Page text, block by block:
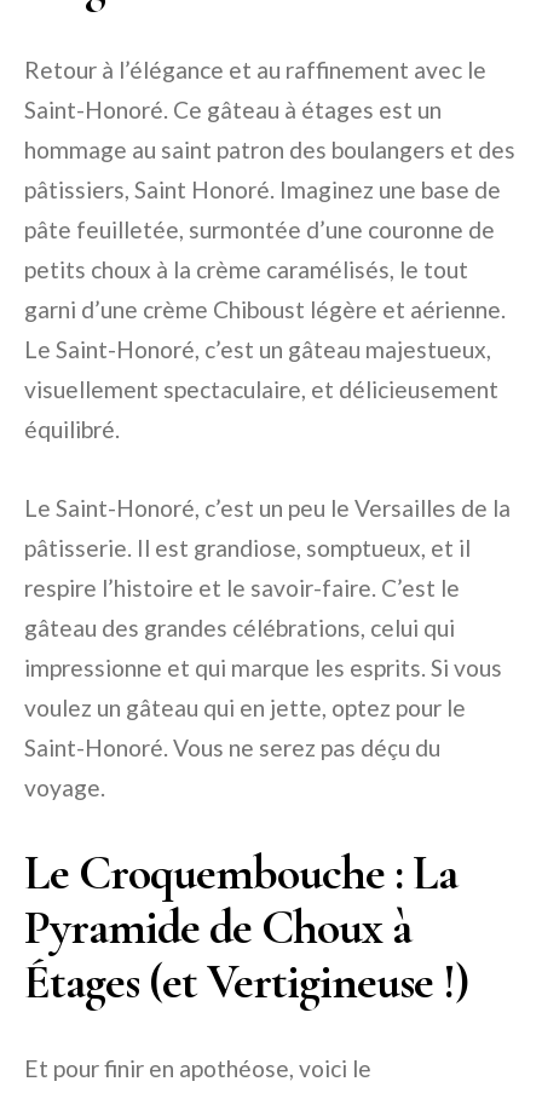
Retour à l’élégance et au raffinement avec le
Saint-Honoré. Ce gâteau à étages est un
hommage au saint patron des boulangers et des
pâtissiers, Saint Honoré. Imaginez une base de
pâte feuilletée, surmontée d’une couronne de
petits choux à la crème caramélisés, le tout
garni d’une crème Chiboust légère et aérienne.
Le Saint-Honoré, c’est un gâteau majestueux,
visuellement spectaculaire, et délicieusement
équilibré.
Le Saint-Honoré, c’est un peu le Versailles de la
pâtisserie. Il est grandiose, somptueux, et il
respire l’histoire et le savoir-faire. C’est le
gâteau des grandes célébrations, celui qui
impressionne et qui marque les esprits. Si vous
voulez un gâteau qui en jette, optez pour le
Saint-Honoré. Vous ne serez pas déçu du
voyage.
Le Croquembouche : La
Pyramide de Choux à
Étages (et Vertigineuse !)
Et pour finir en apothéose, voici le